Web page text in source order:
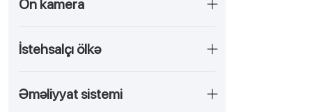
Ön kamera
İstehsalçı ölkə
Əməliyyat sistemi